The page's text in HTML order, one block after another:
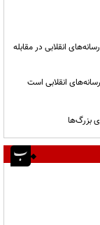
انقلابی در مقابله
انقلابی است
بزرگ‌ها